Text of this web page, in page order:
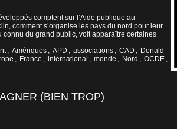
comptent sur l’Aide publique au
comment s’organise les pays du nord pour leur
du grand public, voit apparaître certaines
, Amériques , APD , associations , CAD , Donald
, France , international , monde , Nord , OCDE ,
(BIEN TROP)